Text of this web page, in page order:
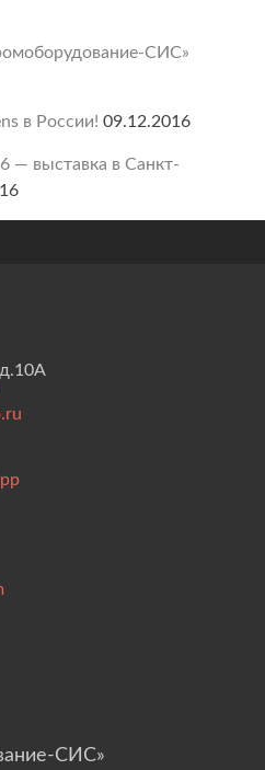
СИС»
в России! 09.12.2016
— выставка в Санкт-
СИС»